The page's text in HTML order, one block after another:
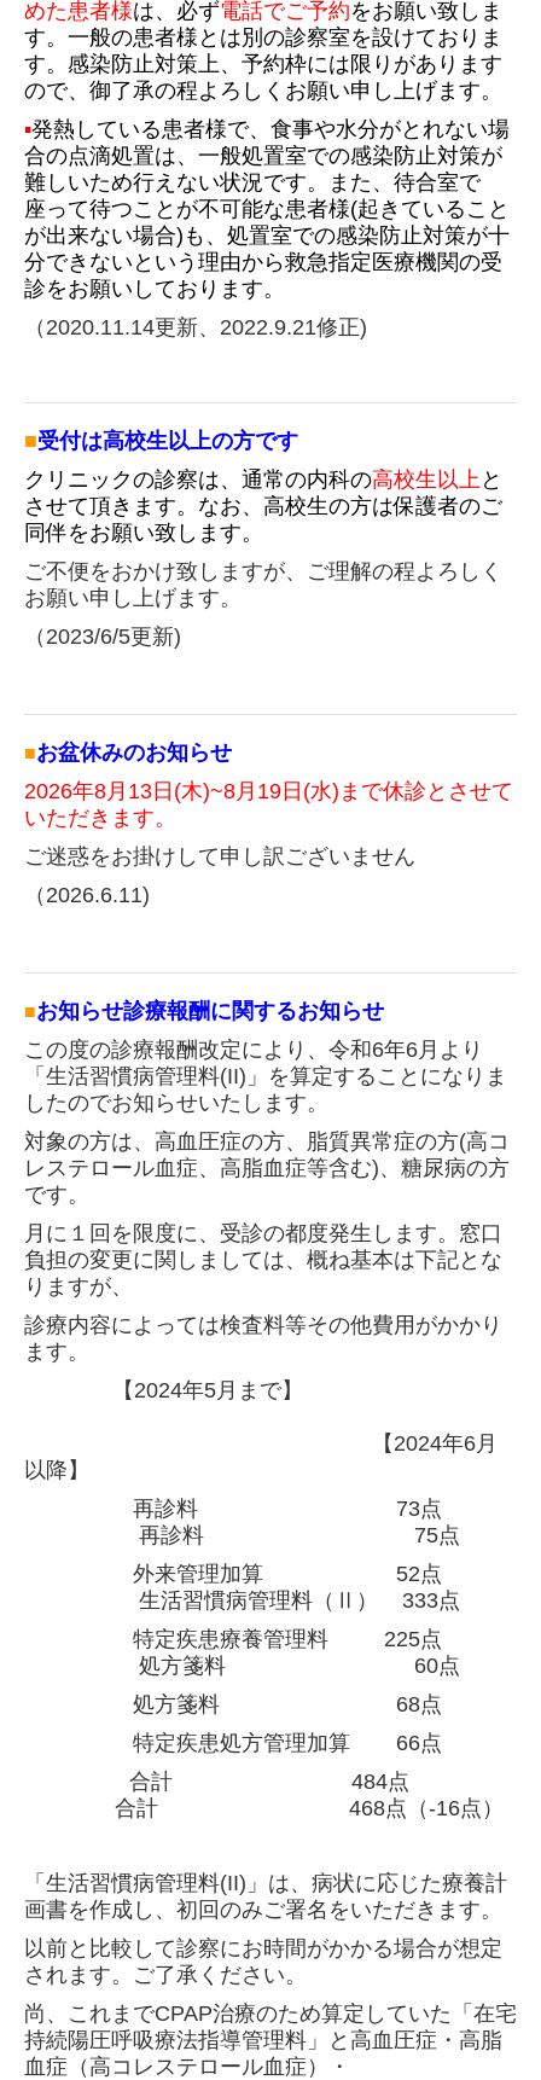
めた患者様は、必ず電話でご予約をお願い致しま
す。一般の患者様とは別の診察室を設けておりま
す。 感染防止対策上、予約枠には限りがあります
ので、御了承の程よろしくお願い申し上げます。
▪発熱している患者様で、食事や水分がとれない場
合の点滴処置は、一般処置室での感染防止対策が
難しいため行えない状況です。また、待合室で
座って待つことが不可能な患者様(起きていること
が出来ない場合)も、処置室での感染防止対策が十
分できないという理由から救急指定医療機関の受
診をお願いしております。
（2020.11.14更新、2022.9.21修正)
■受付は高校生以上の方です
クリニックの診察は、通常の内科の高校生以上 と
させて頂き ます。なお、高校生の方は保護者のご
同伴をお願い致します。
ご不便をおかけ致しますが、ご理解の程よろしく
お願い申し上げます。
（2023/6/5更新)
■お盆休みのお知らせ
2026年8月13日(木)~8月19日(水)まで休診とさせて
いただきます。
ご迷惑をお掛けして申し訳ございません
（2026.6.11)
■お知らせ診療報酬に関するお知らせ
この度の診療報酬改定により、令和6年6月より
「生活習慣病管理料(II)」を算定することになりま
したのでお知らせいたします。
対象の方は、高血圧症の方、脂質異常症の方(高コ
レステロール血症、高脂血症等含む)、糖尿病の方
です。
月に１回を限度に、受診の都度発生します。窓口
負担の変更に関しましては、概ね基本は下記とな
りますが、
診療内容によっては検査料等その他費用がかか り
ます。
【2024年5月まで】
【2024年6月
以降】
再診料 73点
再診料 75点
外来管理加算 52点
生活習慣病管理料（Ⅱ） 333点
特定疾患療養管理料 225点
処方箋料 60点
処方箋料 68点
特定疾患処方管理加算 66点
合計 484点
合計 468点（-16点）
「生活習慣病管理料(II)」は、病状に応じた療養計
画書を作成し、初回のみご署名をいただきます。
以前と比較して診察にお時間がかかる場合が想定
されます。 ご了承ください。
尚、これまでCPAP治療のため算定していた「在宅
持続陽圧呼吸療法指導管理料」と高血圧症・高脂
血症（高コレステロール血症）・